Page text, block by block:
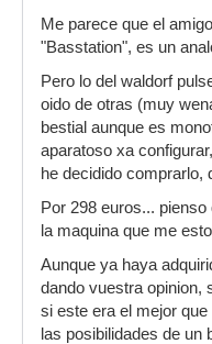
Me parece que el
"Basstation", es un
Pero lo del waldorf
oido de otras (muy
bestial aunque es
aparatoso xa
he decidido comprarlo,
Por 298 euros...
la maquina que me
Aunque ya haya
dando vuestra opinion,
si este era el mejor
las posibilidades de un